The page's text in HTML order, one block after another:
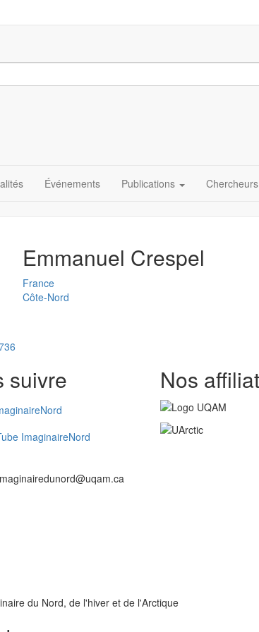
Événements Publications Chercheurs
Emmanuel Crespel
France
Côte-Nord
suivre
ImaginaireNord
Nos
du Nord, de l'hiver et de l'Arctique